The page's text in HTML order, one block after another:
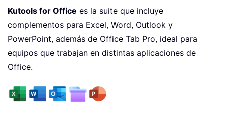
Kutools for Office es la suite que incluye
complementos para Excel, Word, Outlook y
PowerPoint, además de Office Tab Pro, ideal para
equipos que trabajan en distintas aplicaciones de
Office.